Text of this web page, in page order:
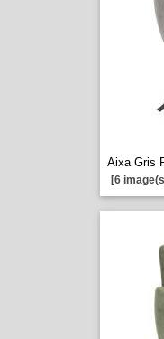
Aixa Gris
[6